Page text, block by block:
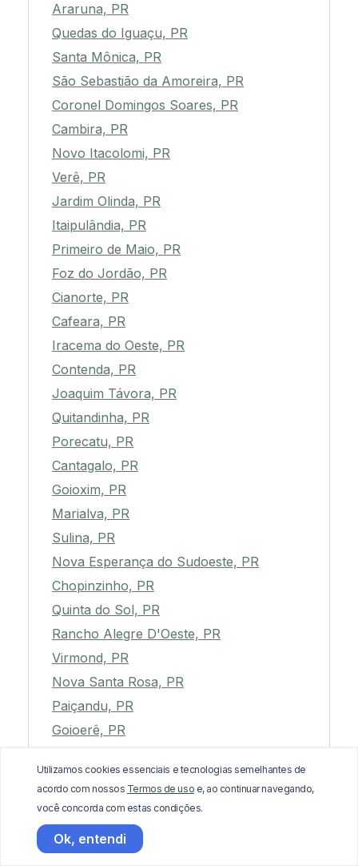
Araruna, PR
Quedas do Iguaçu, PR
Santa Mônica, PR
São Sebastião da Amoreira, PR
Coronel Domingos Soares, PR
Cambira, PR
Novo Itacolomi, PR
Verê, PR
Jardim Olinda, PR
Itaipulândia, PR
Primeiro de Maio, PR
Foz do Jordão, PR
Cianorte, PR
Cafeara, PR
Iracema do Oeste, PR
Contenda, PR
Joaquim Távora, PR
Quitandinha, PR
Porecatu, PR
Cantagalo, PR
Goioxim, PR
Marialva, PR
Sulina, PR
Nova Esperança do Sudoeste, PR
Chopinzinho, PR
Quinta do Sol, PR
Rancho Alegre D'Oeste, PR
Virmond, PR
Nova Santa Rosa, PR
Paiçandu, PR
Goioerê, PR
Anahy, PR
Irati, PR
Juranda, PR
Pato Branco, PR
Utilizamos cookies essenciais e tecnologias semelhantes de
acordo com nossos Termos de uso e, ao continuar navegando,
você concorda com estas condições.
Ok, entendi